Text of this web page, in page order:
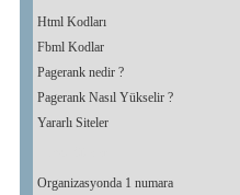
Html Kodları
Fbml Kodlar
Pagerank nedir ?
Pagerank Nasıl Yükselir ?
Yararlı Siteler
Organizasyonda 1 numara